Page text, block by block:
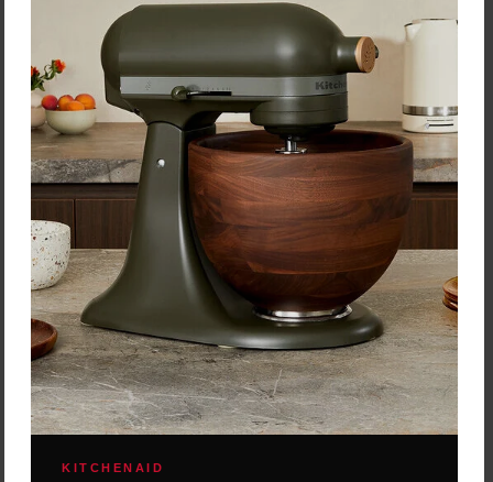
Cena: 499,00 €
Vložiť do košíka
Cena: 399,00 €
s DPH
Do 14 dní
Vložiť do košíka
Zobrazených:2zo 2
KITCHENAID